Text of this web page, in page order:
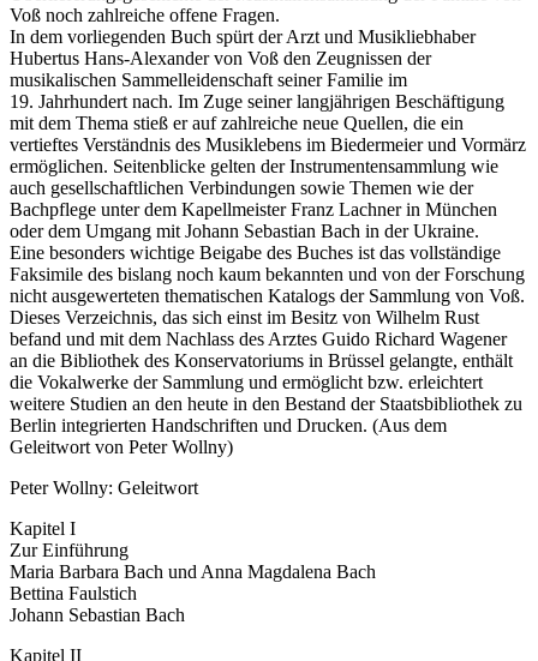
Voß noch zahlreiche offene Fragen.
In dem vorliegenden Buch spürt der Arzt und Musikliebhaber
Hubertus Hans-Alexander von Voß den Zeugnissen der
musikalischen Sammelleidenschaft seiner Familie im
19. Jahrhundert nach. Im Zuge seiner langjährigen Beschäftigung
mit dem Thema stieß er auf zahlreiche neue Quellen, die ein
vertieftes Verständnis des Musiklebens im Biedermeier und Vormärz
ermöglichen. Seitenblicke gelten der Instrumentensammlung wie
auch gesellschaftlichen Verbindungen sowie Themen wie der
Bachpflege unter dem Kapellmeister Franz Lachner in München
oder dem Umgang mit Johann Sebastian Bach in der Ukraine.
Eine besonders wichtige Beigabe des Buches ist das vollständige
Faksimile des bislang noch kaum bekannten und von der Forschung
nicht ausgewerteten thematischen Katalogs der Sammlung von Voß.
Dieses Verzeichnis, das sich einst im Besitz von Wilhelm Rust
befand und mit dem Nachlass des Arztes Guido Richard Wagener
an die Bibliothek des Konservatoriums in Brüssel gelangte, enthält
die Vokalwerke der Sammlung und ermöglicht bzw. erleichtert
weitere Studien an den heute in den Bestand der Staatsbibliothek zu
Berlin integrierten Handschriften und Drucken. (Aus dem
Geleitwort von Peter Wollny)
Peter Wollny: Geleitwort
Kapitel I
Zur Einführung
Maria Barbara Bach und Anna Magdalena Bach
Bettina Faulstich
Johann Sebastian Bach
Kapitel II